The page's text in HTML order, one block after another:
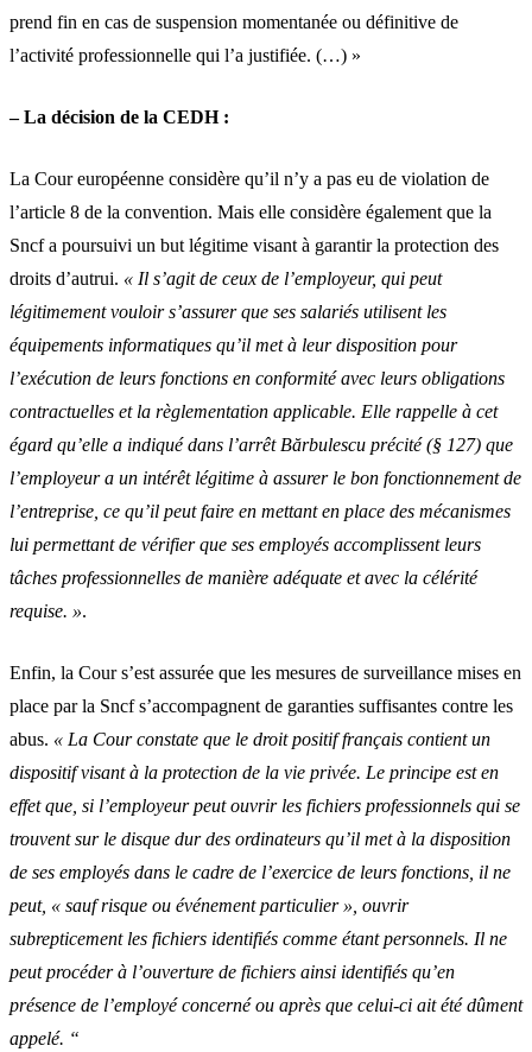
prend fin en cas de suspension momentanée ou définitive de
l’activité professionnelle qui l’a justifiée. (…) »
– La décision de la CEDH :
La Cour européenne considère qu’il n’y a pas eu de violation de
l’article 8 de la convention. Mais elle considère également que la
Sncf a poursuivi un but légitime visant à garantir la protection des
droits d’autrui. « Il s’agit de ceux de l’employeur, qui peut
légitimement vouloir s’assurer que ses salariés utilisent les
équipements informatiques qu’il met à leur disposition pour
l’exécution de leurs fonctions en conformité avec leurs obligations
contractuelles et la règlementation applicable. Elle rappelle à cet
égard qu’elle a indiqué dans l’arrêt Bărbulescu précité (§ 127) que
l’employeur a un intérêt légitime à assurer le bon fonctionnement de
l’entreprise, ce qu’il peut faire en mettant en place des mécanismes
lui permettant de vérifier que ses employés accomplissent leurs
tâches professionnelles de manière adéquate et avec la célérité
requise. ».
Enfin, la Cour s’est assurée que les mesures de surveillance mises en
place par la Sncf s’accompagnent de garanties suffisantes contre les
abus. « La Cour constate que le droit positif français contient un
dispositif visant à la protection de la vie privée. Le principe est en
effet que, si l’employeur peut ouvrir les fichiers professionnels qui se
trouvent sur le disque dur des ordinateurs qu’il met à la disposition
de ses employés dans le cadre de l’exercice de leurs fonctions, il ne
peut, « sauf risque ou événement particulier », ouvrir
subrepticement les fichiers identifiés comme étant personnels. Il ne
peut procéder à l’ouverture de fichiers ainsi identifiés qu’en
présence de l’employé concerné ou après que celui-ci ait été dûment
appelé. “